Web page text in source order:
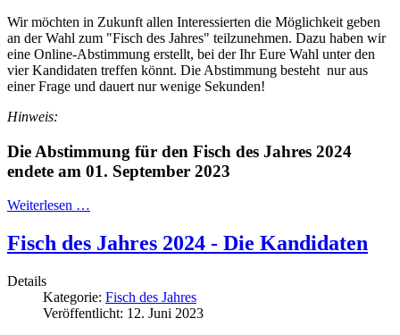
Wir möchten in Zukunft allen Interessierten die Möglichkeit geben
an der Wahl zum "Fisch des Jahres" teilzunehmen. Dazu haben wir
eine Online-Abstimmung erstellt, bei der Ihr Eure Wahl unter den
vier Kandidaten treffen könnt. Die Abstimmung besteht nur aus
einer Frage und dauert nur wenige Sekunden!
Hinweis:
Die Abstimmung für den Fisch des Jahres 2024
endete am 01. September 2023
Weiterlesen …
Fisch des Jahres 2024 - Die Kandidaten
Details
Kategorie: Fisch des Jahres
Veröffentlicht: 12. Juni 2023